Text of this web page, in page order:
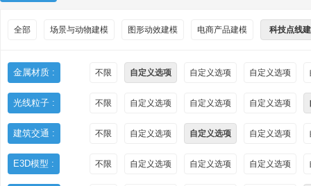
全部 场景与动物建模 图形动效建模 电商产品建模 科技点线
金属材质 : 不限 自定义选项 自定义选项 自定义选项
光线粒子 : 不限 自定义选项 自定义选项 自定义选项
建筑交通 : 不限 自定义选项 自定义选项 自定义选项
E3D模型 : 不限 自定义选项 自定义选项 自定义选项